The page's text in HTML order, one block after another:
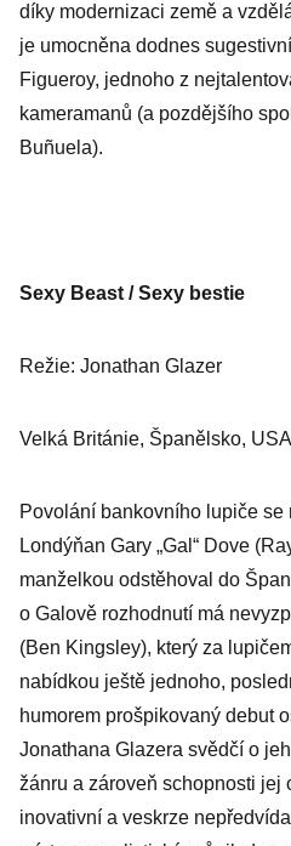
díky modernizaci země a
je umocněna dodnes
Figueroy, jednoho z
kameramanů (a pozdějšího
Buñuela).
Sexy Beast / Sexy bestie
Režie: Jonathan Glazer
Velká Británie, Španělsko,
Povolání bankovního lupiče
Londýňan Gary „Gal“ Dove
manželkou odstěhoval do
o Galově rozhodnutí má
(Ben Kingsley), který za
nabídkou ještě jednoho,
humorem prošpikovaný debut
Jonathana Glazera svědčí o
žánru a zároveň schopnosti jej
inovativní a veskrze